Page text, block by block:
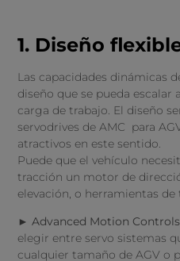
1. Diseño
Las capacidades dinámicas
diseño que se pueda
carga de trabajo. El diseño
servodrives de AMC para
atractivos en este sentido.
Puede que el vehículo
tracción un motor de
elevación, o herramientas de
► Advanced Motion Controls
elegir entre servo sistemas
cualquier tamaño de AGV o